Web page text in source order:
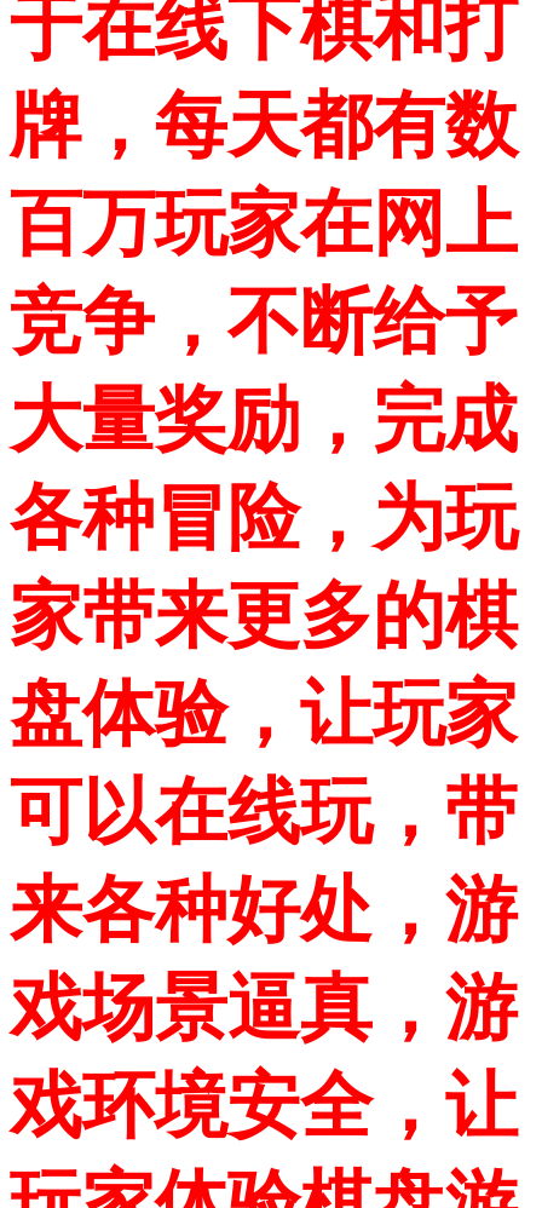
于在线下棋和打
牌，每天都有数
百万玩家在网上
竞争，不断给予
大量奖励，完成
各种冒险，为玩
家带来更多的棋
盘体验，让玩家
可以在线玩，带
来各种好处，游
戏场景逼真，游
戏环境安全，让